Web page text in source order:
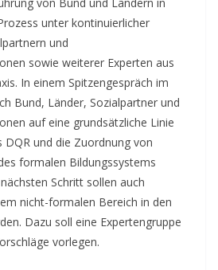
unter kontinuierlicher
und
sowie weiterer Experten aus
In einem Spitzengespräch im
Bund, Länder, Sozialpartner und
auf eine grundsätzliche Linie
DQR und die Zuordnung von
formalen Bildungssystems
Schritt sollen auch
nicht-formalen Bereich in den
Dazu soll eine Expertengruppe
vorlegen.